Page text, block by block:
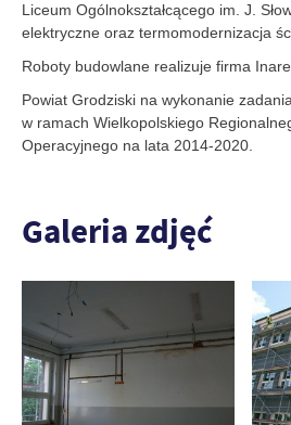
Liceum Ogólnokształcącego im. J.
elektryczne oraz termomodernizacja
Roboty budowlane realizuje firma
Powiat Grodziski na wykonanie
w ramach Wielkopolskiego
Operacyjnego na lata 2014-2020.
Galeria zdjęć